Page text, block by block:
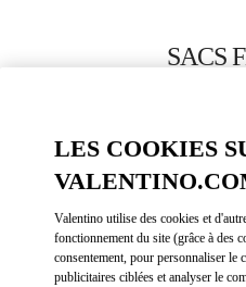
SACS
APPELLE
OBTENIR
LES COOKIES
Valentino utilise des cookies et
fonctionnement du site (grâce à des
consentement, pour personnaliser le
publicitaires ciblées et analyser le